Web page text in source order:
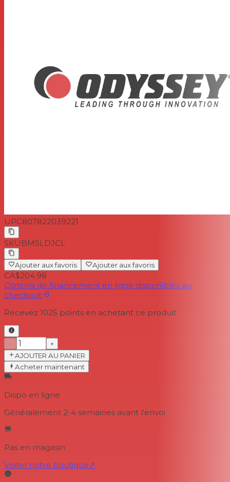
UPC807822039221
SKU BMSLDJCL
Ajouter aux favoris Ajouter aux favoris
CA$204.98
Options de financement en ligne disponibles au
checkout
Recevez 1025 points en achetant ce produit
−
+
AJOUTER AU PANIER
Acheter maintenant
Dispo en ligne
Généralement 2-4 semaines avant l'envoi
Pas en magasin
Visiter notre boutique↗